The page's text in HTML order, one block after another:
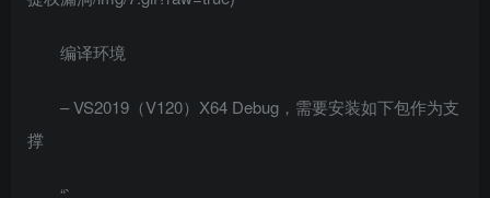
编译环境
– VS2019（V120）X64 Debug，需要安装如下包作为支
撑